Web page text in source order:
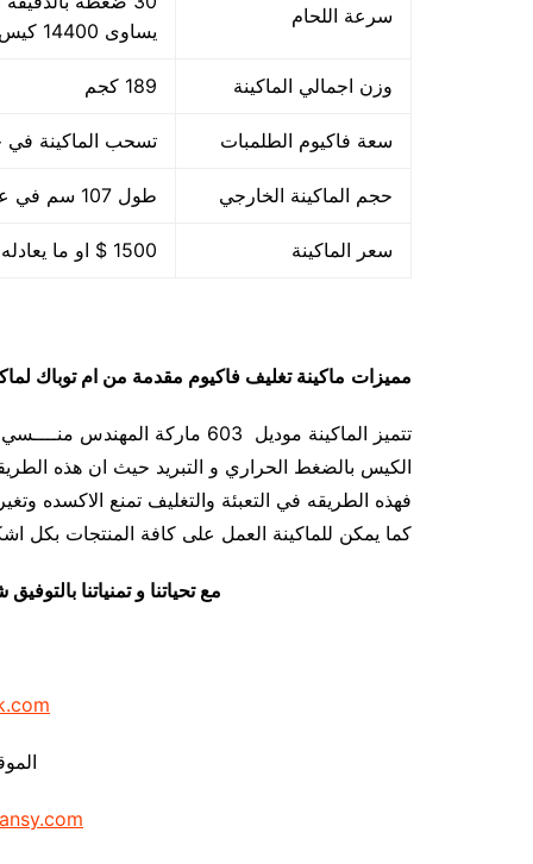
سرعة اللحام
يساوى 14400 كيس بالساعة بمقاس مبدئي
وزن اجمالي الماكينة 189 كجم
سعة فاكيوم الطلمبات تسحب الماكينة في حدود 40 متر مكعب هواء فاكيوم من
حجم الماكينة الخارجي طول 107 سم في عرض 85 سم في ارتفاع 105 سم
سعر الماكينة 1500 $ او ما يعادله بالجنيه المصرى
مميزات ماكينة تغليف فاكيوم مقدمة من ام توباك
تتميز الماكينة موديل 603 ماركة
الكيس بالضغط الحراري و التبريد حيث ان هذه
فهذه الطريقه في التعبئة والتغليف تمنع الاكسده
كما يمكن للماكينة العمل على كافة المنتجات بكل
مع تحياتنا و تمنياتنا